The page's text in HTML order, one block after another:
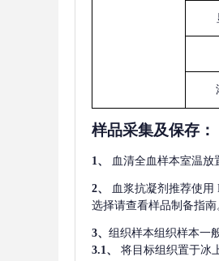
样品采集及保存 ：
1、 血清全血样本室温放
2、 血浆抗凝剂推荐使用
选择请查看样品制备指南
3、 组织样本组织样本一
3.1、
将目标组织置于冰